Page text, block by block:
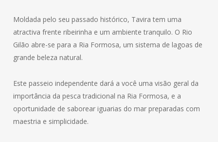
Moldada pelo seu passado histórico, Tavira tem uma
atractiva frente ribeirinha e um ambiente tranquilo. O Rio
Gilão abre-se para a Ria Formosa, um sistema de lagoas de
grande beleza natural.
Este passeio independente dará a você uma visão geral da
importância da pesca tradicional na Ria Formosa, e a
oportunidade de saborear iguarias do mar preparadas com
maestria e simplicidade.